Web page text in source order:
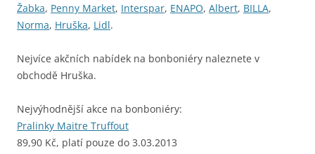
Žabka, Penny Market, Interspar, ENAPO, Albert, BILLA,
Norma, Hruška, Lidl.
Nejvíce akčních nabídek na bonboniéry naleznete v
obchodě Hruška.
Nejvýhodnější akce na bonboniéry:
Pralinky Maitre Truffout
89,90 Kč, platí pouze do 3.03.2013